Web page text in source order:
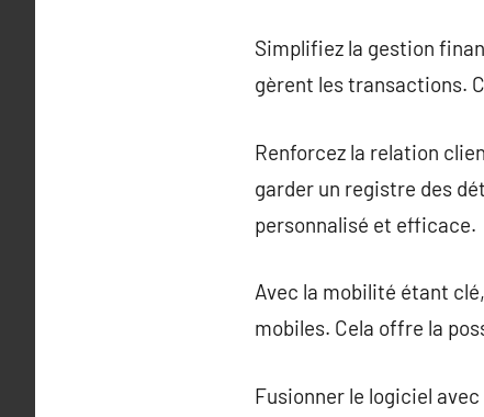
Simplifiez la gestion
gèrent les transactions.
Renforcez la relation
garder un registre des
personnalisé et efficace.
Avec la mobilité étant
mobiles. Cela offre la
Fusionner le logiciel